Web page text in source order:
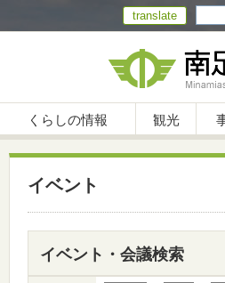
translate
くらしの情報 観光
イベント
イベント・会議検索